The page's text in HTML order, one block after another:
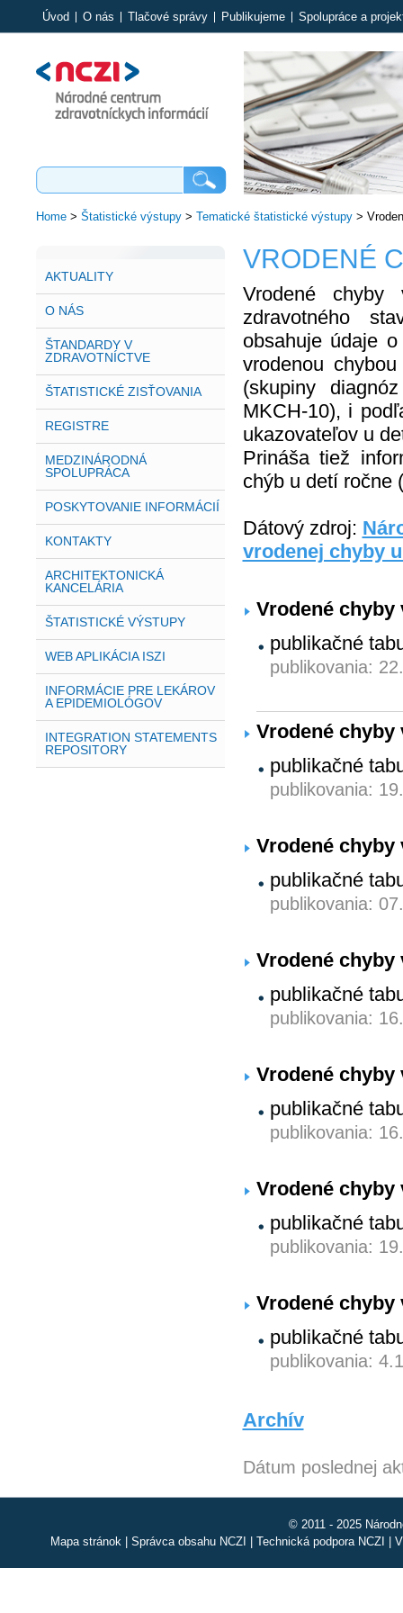
Úvod O nás Tlačové správy Publikujeme Spolupráce a
Home> Štatistické výstupy> Tematické štatistické výstupy>
AKTUALITY
O NÁS
ŠTANDARDY V
ZDRAVOTNÍCTVE
ŠTATISTICKÉ ZISŤOVANIA
REGISTRE
MEDZINÁRODNÁ
SPOLUPRÁCA
POSKYTOVANIE INFORMÁCIÍ
KONTAKTY
ARCHITEKTONICKÁ
KANCELÁRIA
ŠTATISTICKÉ VÝSTUPY
WEB APLIKÁCIA ISZI
INFORMÁCIE PRE LEKÁROV
A EPIDEMIOLÓGOV
INTEGRATION STATEMENTS
REPOSITORY
VRODENÉ
Vrodené chyby
zdravotného
obsahuje údaje
vrodenou
(skupiny
MKCH-10), i
ukazovateľov u
Prináša tiež
chýb u detí ročne
Dátový zdroj:
vrodenej chyby
Vrodené chyby
publikačné
publikovania:
Vrodené chyby
publikačné
publikovania:
Vrodené chyby
publikačné
publikovania:
Vrodené chyby
publikačné
publikovania:
Vrodené chyby
publikačné
publikovania:
Vrodené chyby
publikačné
publikovania:
Vrodené chyby
publikačné
publikovania:
Archív
Dátum poslednej
© 2011 - 2025
Mapa stránok| Správca obsahu NCZI Technická podpora NCZI